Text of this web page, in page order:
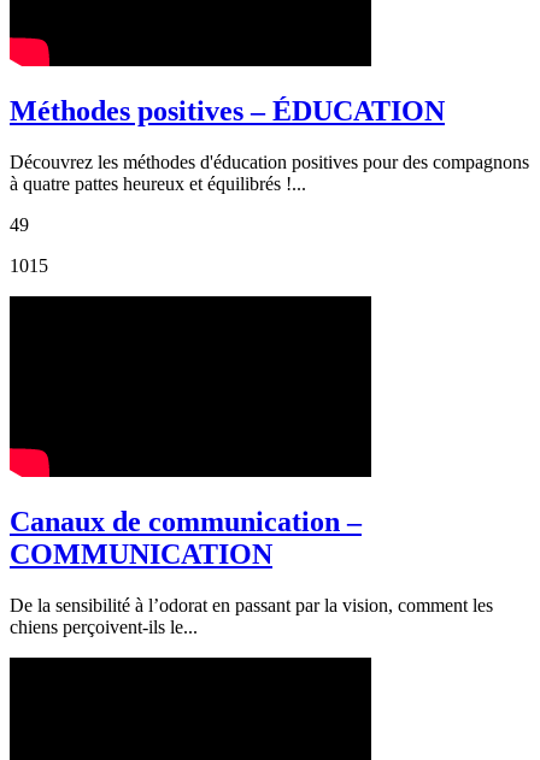
Méthodes positives – ÉDUCATION
Découvrez les méthodes d'éducation positives pour des compagnons
à quatre pattes heureux et équilibrés !...
49
1015
Canaux de communication –
COMMUNICATION
De la sensibilité à l’odorat en passant par la vision, comment les
chiens perçoivent-ils le...